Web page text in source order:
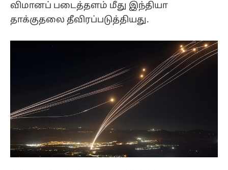
விமானப் படைத்தளம் மீது இந்தியா
தாக்குதலை தீவிரப்படுத்தியது.